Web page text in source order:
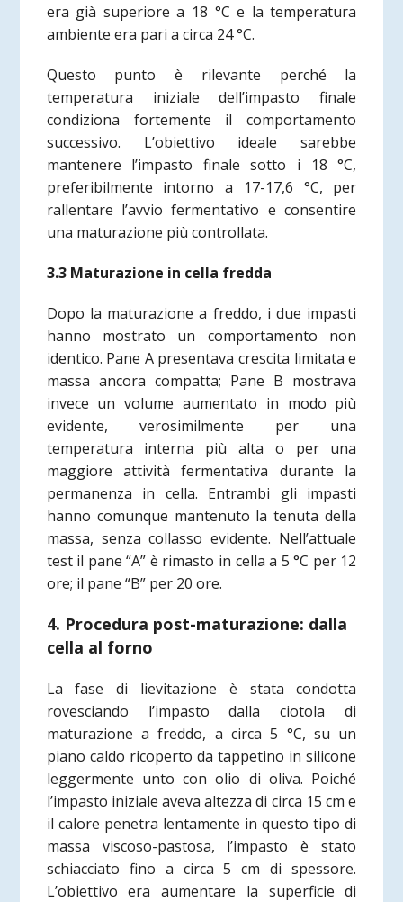
era già superiore a 18 °C e la temperatura
ambiente era pari a circa 24 °C.
Questo punto è rilevante perché la
temperatura iniziale dell’impasto finale
condiziona fortemente il comportamento
successivo. L’obiettivo ideale sarebbe
mantenere l’impasto finale sotto i 18 °C,
preferibilmente intorno a 17-17,6 °C, per
rallentare l’avvio fermentativo e consentire
una maturazione più controllata.
3.3 Maturazione in cella fredda
Dopo la maturazione a freddo, i due impasti
hanno mostrato un comportamento non
identico. Pane A presentava crescita limitata e
massa ancora compatta; Pane B mostrava
invece un volume aumentato in modo più
evidente, verosimilmente per una
temperatura interna più alta o per una
maggiore attività fermentativa durante la
permanenza in cella. Entrambi gli impasti
hanno comunque mantenuto la tenuta della
massa, senza collasso evidente. Nell’attuale
test il pane “A” è rimasto in cella a 5 °C per 12
ore; il pane “B” per 20 ore.
4. Procedura post-maturazione: dalla
cella al forno
La fase di lievitazione è stata condotta
rovesciando l’impasto dalla ciotola di
maturazione a freddo, a circa 5 °C, su un
piano caldo ricoperto da tappetino in silicone
leggermente unto con olio di oliva. Poiché
l’impasto iniziale aveva altezza di circa 15 cm e
il calore penetra lentamente in questo tipo di
massa viscoso-pastosa, l’impasto è stato
schiacciato fino a circa 5 cm di spessore.
L’obiettivo era aumentare la superficie di